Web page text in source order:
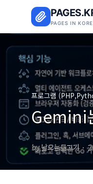
PAGES IN
프로그램
Gemini
by 날으는물고기